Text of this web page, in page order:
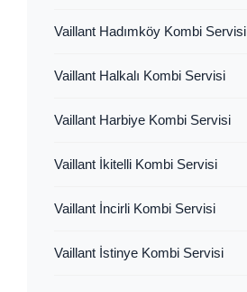
Vaillant Hadımköy Kombi Servisi
Vaillant Halkalı Kombi Servisi
Vaillant Harbiye Kombi Servisi
Vaillant İkitelli Kombi Servisi
Vaillant İncirli Kombi Servisi
Vaillant İstinye Kombi Servisi